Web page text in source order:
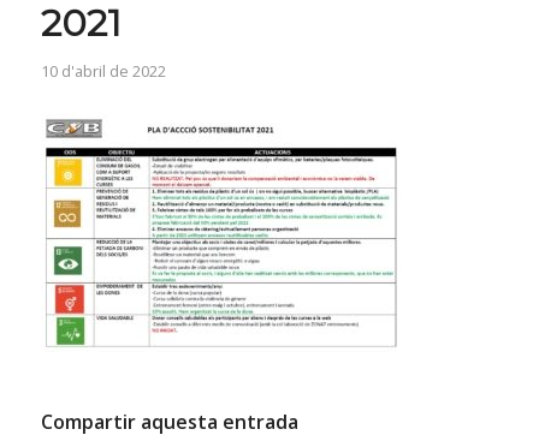
2021
10 d'abril de 2022
Compartir aquesta entrada